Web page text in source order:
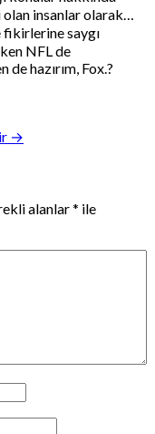
insanlar olarak…
fikirlerine saygı
NFL de
hazırım, Fox.?
→
alanlar* ile